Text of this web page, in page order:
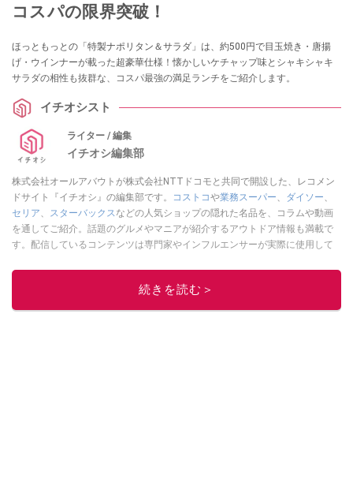
コスパの限界突破！
ほっともっとの「特製ナポリタン＆サラダ」は、約500円で目玉焼き・唐揚
げ・ウインナーが載った超豪華仕様！懐かしいケチャップ味とシャキシャキ
サラダの相性も抜群な、コスパ最強の満足ランチをご紹介します。
イチオシスト
ライター / 編集
イチオシ編集部
株式会社オールアバウトが株式会社NTTドコモと共同で開設した、レコメン
ドサイト『イチオシ』の編集部です。
コストコや業務スーパー ダイソー
セリア
スターバックス などの人気ショップの隠れた名品を、コラムや動画
を通してご紹介。話題のグルメやマニアが紹介するアウトドア情報も満載で
す。配信しているコンテンツは専門家やインフルエンサーが実際に使用して
ニュースでフォロー
続きを読む＞